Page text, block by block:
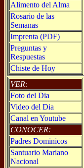
Alimento del Alma
Rosario de las
Semanas
Imprenta (PDF)
Preguntas y
Respuestas
Chiste de Hoy
VER:
Foto del Dia
Video del Dia
Canal en Youtube
CONOCER:
Padres Dominicos
Santuario Mariano
Nacional